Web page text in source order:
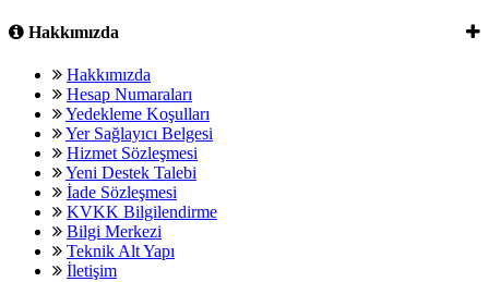
Hakkımızda
Hakkımızda
Hesap Numaraları
Yedekleme Koşulları
Yer Sağlayıcı Belgesi
Hizmet Sözleşmesi
Yeni Destek Talebi
İade Sözleşmesi
KVKK Bilgilendirme
Bilgi Merkezi
Teknik Alt Yapı
İletişim